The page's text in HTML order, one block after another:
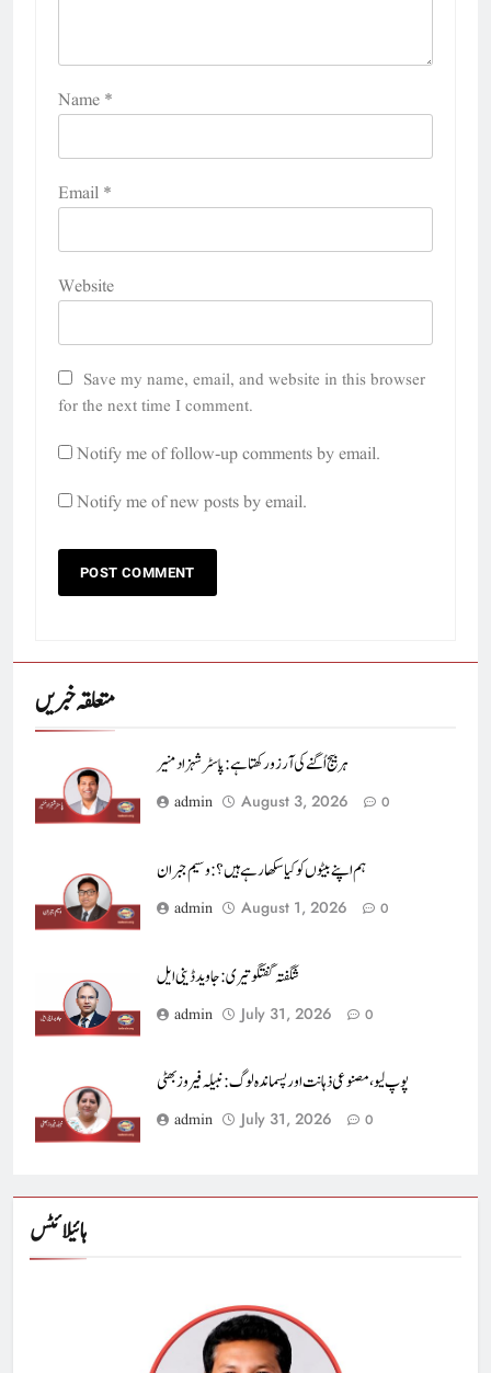
ہائیلائٹس
Name *
Email *
Website
Save my name, email, and website in this browser
for the next time I comment.
Notify me of follow-up comments by email.
Notify me of new posts by email.
متعلقہ خبریں
ہر بیج اُگنے کی آرزو رکھتا ہے : پاسٹر شہزاد منیر
admin August 3, 2026 0
ہم اپنے بیٹوں کو کیا سکھا رہے ہیں؟ : وسیم جبران
admin August 1, 2026 0
شگفتہ گفتگو تیری : جاوید ڈینی ایل
admin July 31, 2026 0
پوپ لیو،مصنوعی ذہانت اور پسماندہ لوگ : نبیلہ فیروز بھٹی
admin July 31, 2026 0